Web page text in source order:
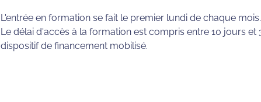
L'entrée en formation se fait le premier lundi de chaque mois.
Le délai d'accès à la formation est compris entre 10 jours
dispositif de financement mobilisé.